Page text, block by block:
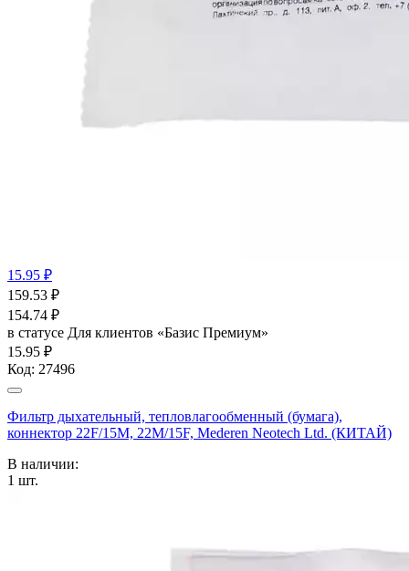
15.95 ₽
159.53 ₽
154.74 ₽
в статусе Для клиентов «Базис Премиум»
15.95 ₽
Код: 27496
Фильтр дыхательный, тепловлагообменный (бумага),
коннектор 22F/15M, 22M/15F, Mederen Neotech Ltd. (КИТАЙ)
В наличии:
1 шт.